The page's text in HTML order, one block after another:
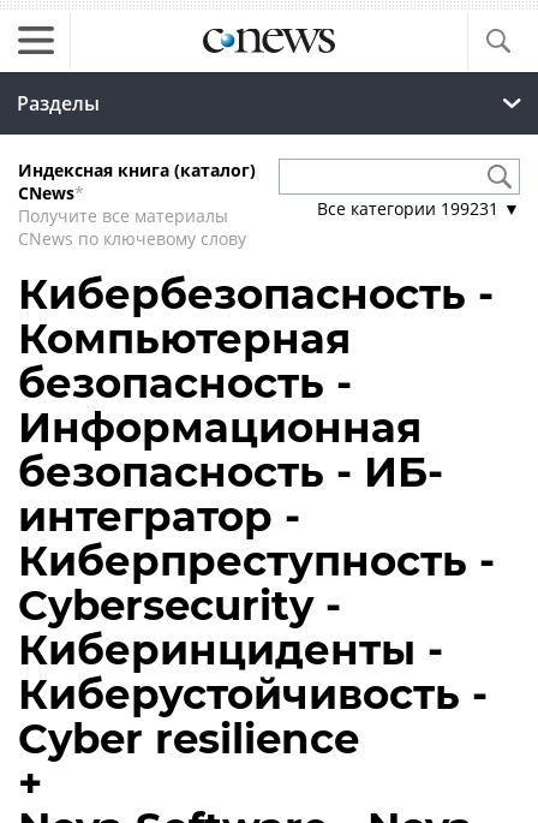
Разделы
Индексная книга (каталог)
CNews*
Получите все материалы
CNews по ключевому слову
Все категории 199231 ▼
Кибербезопасность -
Компьютерная
безопасность -
Информационная
безопасность - ИБ-
интегратор -
Киберпреступность -
Cybersecurity -
Киберинциденты -
Киберустойчивость -
Cyber resilience
+